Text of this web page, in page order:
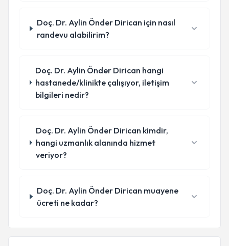
Doç. Dr. Aylin Önder Dirican için nasıl
randevu alabilirim?
Doç. Dr. Aylin Önder Dirican hangi
hastanede/klinikte çalışıyor, iletişim
bilgileri nedir?
Doç. Dr. Aylin Önder Dirican kimdir,
hangi uzmanlık alanında hizmet
veriyor?
Doç. Dr. Aylin Önder Dirican muayene
ücreti ne kadar?